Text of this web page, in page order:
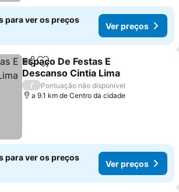
para ver os preços
Ver preços
PartilharAdicionar aos favoritos
Espaço De Festas E
Descanso Cintia Lima
/
Pontuação não disponível
a 9.1 km de Centro da cidade
para ver os preços
Ver preços